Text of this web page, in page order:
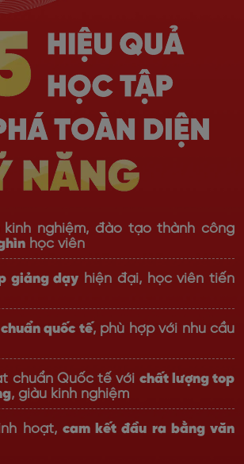
nghiệm, đào tạo thành công
học viên
giảng dạy hiện đại, học viên tiến
chuẩn quốc tế, phù hợp với nhu cầu
chuẩn Quốc tế với chất lượng top
, giàu kinh nghiệm
hoạt, cam kết đầu ra bằng văn